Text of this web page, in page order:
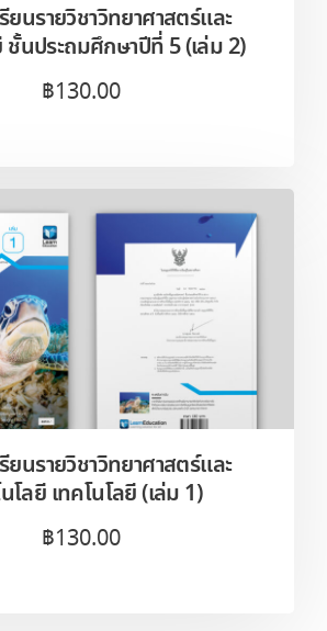
ยนรายวิชาวิทยาศาสตร์และ
ชั้นประถมศึกษาปีที่ 5 (เล่ม 2)
฿130.00
ยนรายวิชาวิทยาศาสตร์และ
โลยี เทคโนโลยี (เล่ม 1)
฿130.00